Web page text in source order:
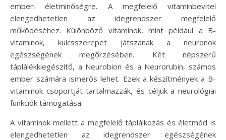
emberi életminőségre. A megfelelő vitaminbevitel
elengedhetetlen az idegrendszer megfelelő
működéséhez. Különböző vitaminok, mint például a B-
vitaminok, kulcsszerepet játszanak a neuronok
egészségének megőrzésében. Két népszerű
táplálékkiegészítő, a Neurobion és a Neurorubin, számos
ember számára ismerős lehet. Ezek a készítmények a B-
vitaminok csoportját tartalmazzák, és céljuk a neurológiai
funkciók támogatása.
A vitaminok mellett a megfelelő táplálkozás és életmód is
elengedhetetlen az idegrendszer egészségének